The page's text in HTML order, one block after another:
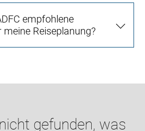
empfohlene
Reiseplanung?
gefunden, was